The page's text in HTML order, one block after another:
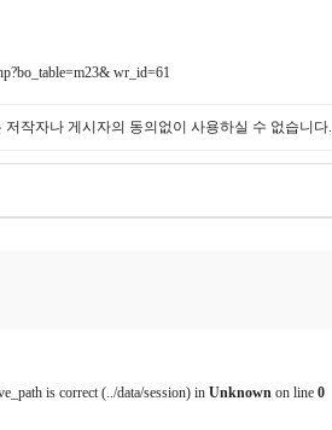
wr_id=61
저작자나 게시자의 동의없이 사용하실 수 없습니다.
is correct (../data/session) in Unknown on line 0